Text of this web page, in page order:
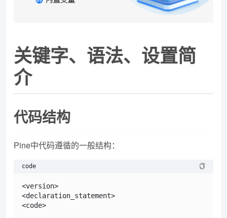
关键字、语法、设置简
介
代码结构
Pine中代码遵循的一般结构：
code
<version>
<declaration_statement>